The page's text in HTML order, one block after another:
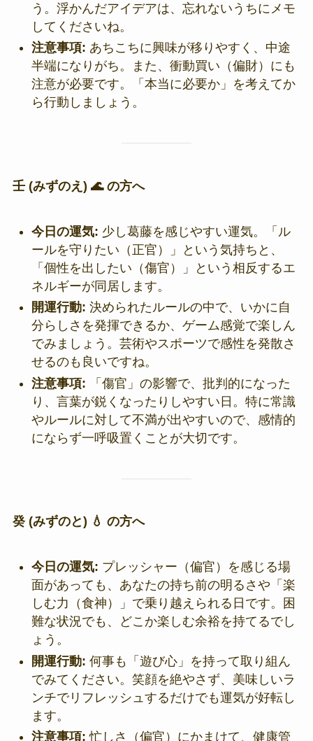
う。浮かんだアイデアは、忘れないうちにメモ
してくださいね。
注意事項: あちこちに興味が移りやすく、中途
半端になりがち。また、衝動買い（偏財）にも
注意が必要です。「本当に必要か」を考えてか
ら行動しましょう。
壬 (みずのえ) 🌊 の方へ
今日の運気: 少し葛藤を感じやすい運気。「ル
ールを守りたい（正官）」という気持ちと、
「個性を出したい（傷官）」という相反するエ
ネルギーが同居します。
開運行動: 決められたルールの中で、いかに自
分らしさを発揮できるか、ゲーム感覚で楽しん
でみましょう。芸術やスポーツで感性を発散さ
せるのも良いですね。
注意事項: 「傷官」の影響で、批判的になった
り、言葉が鋭くなったりしやすい日。特に常識
やルールに対して不満が出やすいので、感情的
にならず一呼吸置くことが大切です。
癸 (みずのと) 💧 の方へ
今日の運気: プレッシャー（偏官）を感じる場
面があっても、あなたの持ち前の明るさや「楽
しむ力（食神）」で乗り越えられる日です。困
難な状況でも、どこか楽しむ余裕を持てるでし
ょう。
開運行動: 何事も「遊び心」を持って取り組ん
でみてください。笑顔を絶やさず、美味しいラ
ンチでリフレッシュするだけでも運気が好転し
ます。
注意事項: 忙しさ（偏官）にかまけて、健康管